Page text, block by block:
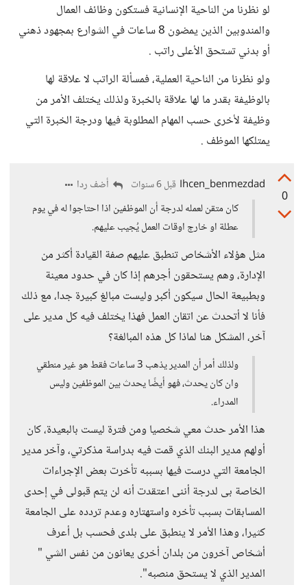
لو نظرنا من الناحية الإنسانية فستكون وظائف العمال
والمندوبين الذين يمضون 8 ساعات في الشوارع بمجهود ذهني
أو بدني تستحق الأعلى راتب .
ولو نظرنا من الناحية العملية، فمسألة الراتب لا علاقة لها
بالوظيفة بقدر ما لها علاقة بالخبرة ولذلك يختلف الأمر من
وظيفة لأخرى حسب المهام المطلوبة فيها ودرجة الخبرة التي
يمتلكها الموظف .
0
Ihcen_benmezdad قبل 6 سنوات
أضف ردا
كان متقن لعمله لدرجة أن الموظفين اذا احتاجوا له في يوم
عطلة او خارج اوقات العمل يُجيب عليهم.
مثل هؤلاء الأشخاص تنطبق عليهم صفة القيادة أكثر من
الإدارة، وهم يستحقون أجرهم إذا كان في حدود معينة
وبطبيعة الحال سيكون أكبر وليست مبالغ كبيرة جدا، مع ذلك
فأنا لا أتحدث عن اتقان العمل فهذا يختلف فيه كل مدير على
آخر، المشكل هنا لماذا كل هذه المبالغة؟
ولذلك أمر أن المدير يذهب 3 ساعات فقط هو غير منطقي
وان كان يحدث، فهو أيضًا يحدث بين الموظفين وليس
المدراء.
هذا الأمر حدث معي شخصيا ومن فترة ليست بالبعيدة، كان
أولهم مدير البنك الذي قمت فيه بدراسة مذكرتي، وآخر مدير
الجامعة التي درست فيها بسببه تأخرت بعض الإجراءات
الخاصة بى لدرجة أننى اعتقدت أنه لن يتم قبولى في إحدى
المسابقات بسبب تأخره واستهتاره وعدم تردده على الجامعة
كثيرا، وهذا الأمر لا ينطبق على بلدى فحسب بل أعرف
أشخاص آخرون من بلدان أخرى يعانون من نفس الشي "
المدير الذي لا يستحق منصبه".